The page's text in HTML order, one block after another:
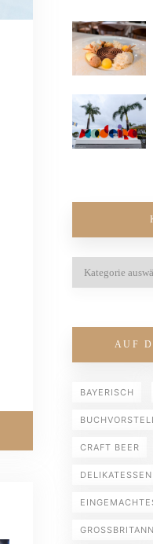
AUF
BAYERISCH
CRAFT BEER
DELIKATESSEN